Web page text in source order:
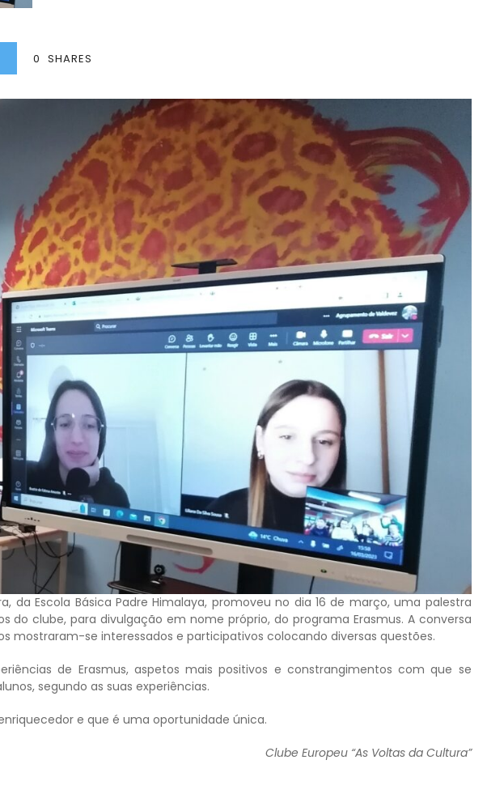
0 SHARES
da Escola Básica Padre Himalaya, promoveu no dia 16 de março, uma palestra
do clube, para divulgação em nome próprio, do programa Erasmus. A conversa
mostraram-se interessados e participativos colocando diversas questões.
de Erasmus, aspetos mais positivos e constrangimentos com que se
segundo as suas experiências.
e que é uma oportunidade única.
Clube Europeu “As Voltas da Cultura”